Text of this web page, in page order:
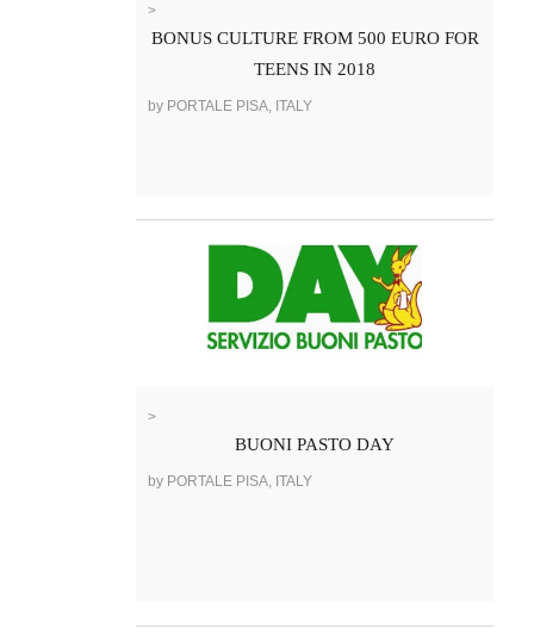
>
BONUS CULTURE FROM 500 EURO FOR
TEENS IN 2018
by PORTALE PISA, ITALY
>
BUONI PASTO DAY
by PORTALE PISA, ITALY